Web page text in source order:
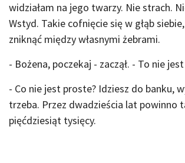
widziałam na jego twarzy. Nie strach.
Wstyd. Takie cofnięcie się w głąb
zniknąć między własnymi żebrami.
- Bożena, poczekaj - zaczął. - To nie
- Co nie jest proste? Idziesz do banku,
trzeba. Przez dwadzieścia lat powinno
pięćdziesiąt tysięcy.